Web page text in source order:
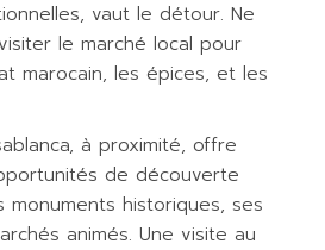
vaut le détour. Ne
le marché local pour
marocain, les épices, et les
à proximité, offre
de découverte
monuments historiques, ses
animés. Une visite au